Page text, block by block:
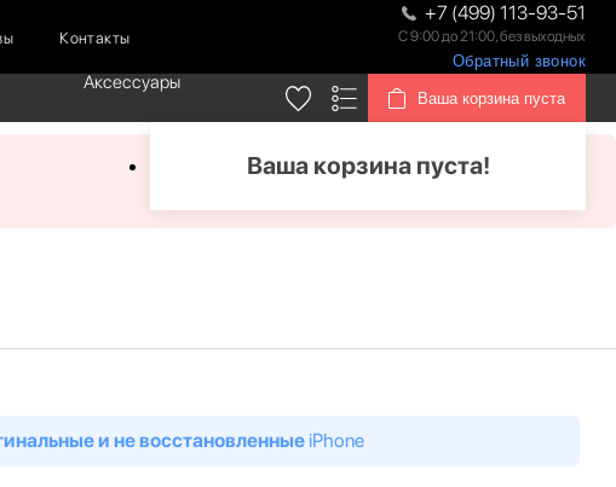
Контакты
+7 (499) 113-93-51
С 9:00 до 21:00, без выходных
Обратный звонок
Аксессуары
Ваша корзина пуста
Ваша корзина пуста!
и не восстановленныеiPhone